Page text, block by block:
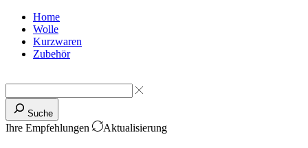
Home
Wolle
Kurzwaren
Zubehör
Suche
Ihre Empfehlungen Aktualisierung